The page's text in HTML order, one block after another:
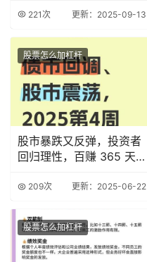
221次 更新：2025-09-13
股票怎么加杠杆
股市暴跌又反弹，投资者
回归理性，百赚 365 天
209次 更新：2025-06-22
股票怎么加杠杆